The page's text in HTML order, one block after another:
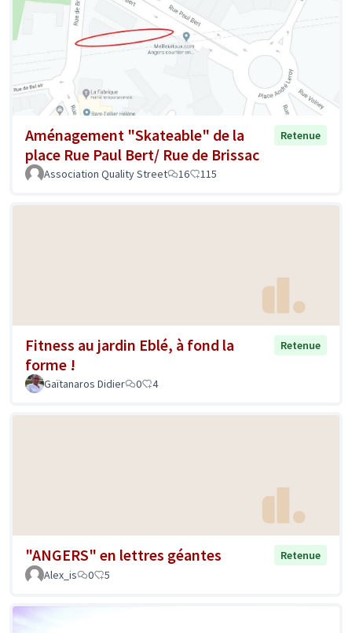
Aménagement "Skateable" de la
place Rue Paul Bert/ Rue de Brissac
Retenue
Association Quality Street 16 115
Fitness au jardin Eblé, à fond la
forme !
Retenue
Gaïtanaros Didier 0 4
"ANGERS" en lettres géantes
Retenue
Alex_is
0 5